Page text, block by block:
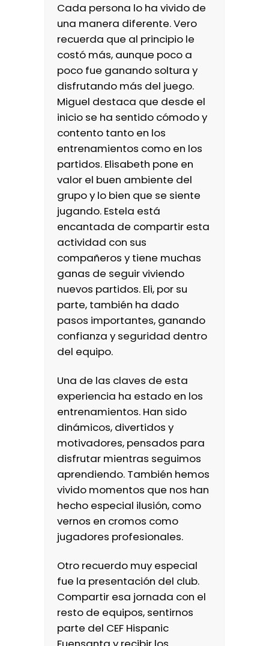
Cada persona lo ha vivido de
una manera diferente. Vero
recuerda que al principio le
costó más, aunque poco a
poco fue ganando soltura y
disfrutando más del juego.
Miguel destaca que desde el
inicio se ha sentido cómodo y
contento tanto en los
entrenamientos como en los
partidos. Elisabeth pone en
valor el buen ambiente del
grupo y lo bien que se siente
jugando. Estela está
encantada de compartir esta
actividad con sus
compañeros y tiene muchas
ganas de seguir viviendo
nuevos partidos. Eli, por su
parte, también ha dado
pasos importantes, ganando
confianza y seguridad dentro
del equipo.
Una de las claves de esta
experiencia ha estado en los
entrenamientos. Han sido
dinámicos, divertidos y
motivadores, pensados para
disfrutar mientras seguimos
aprendiendo. También hemos
vivido momentos que nos han
hecho especial ilusión, como
vernos en cromos como
jugadores profesionales.
Otro recuerdo muy especial
fue la presentación del club.
Compartir esa jornada con el
resto de equipos, sentirnos
parte del CEF Hispanic